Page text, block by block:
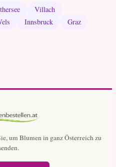
Villach
Innsbruck
Graz
um Blumen in ganz Österreich zu